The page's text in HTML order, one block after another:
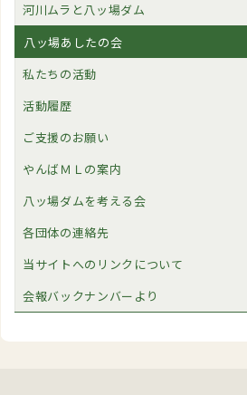
河川ムラと八ッ場ダム
八ッ場あしたの会
私たちの活動
活動履歴
ご支援のお願い
やんばＭＬの案内
八ッ場ダムを考える会
各団体の連絡先
当サイトへのリンクについて
会報バックナンバーより